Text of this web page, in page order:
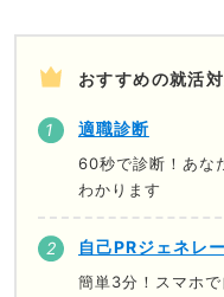
おすすめの就活
適職診断
60秒で診断！あな
わかります
自己PRジェネレ
簡単3分！スマホ